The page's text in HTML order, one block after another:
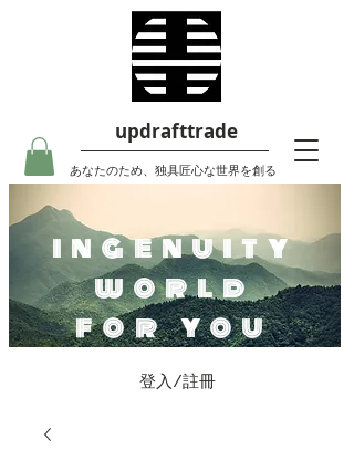
updrafttrade
あなたのため、独具匠心な世界を創る
登入/註冊
ingenuity
world
for you